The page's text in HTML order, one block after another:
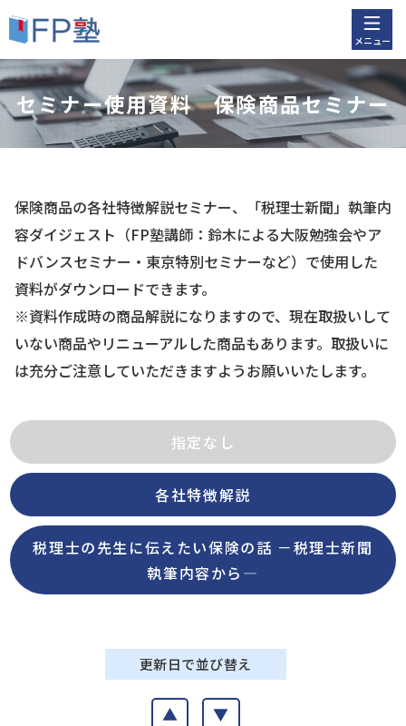
メニュー
セミナー使用資料 保険商品セミナー
保険商品の各社特徴解説セミナー、「税理士新聞」執筆内
容ダイジェスト（FP塾講師：鈴木による大阪勉強会やア
ドバンスセミナー・東京特別セミナーなど）で使用した
資料がダウンロードできます。
※資料作成時の商品解説になりますので、現在取扱いして
いない商品やリニューアルした商品もあります。取扱いに
は充分ご注意していただきますようお願いいたします。
指定なし
各社特徴解説
税理士の先生に伝えたい保険の話 －税理士新聞
執筆内容から―
更新日で並び替え
▲ ▼